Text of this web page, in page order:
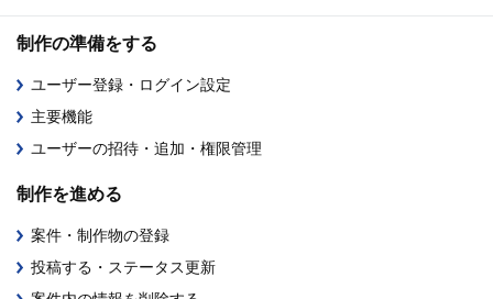
制作の準備をする
ユーザー登録・ログイン設定
主要機能
ユーザーの招待・追加・権限管理
制作を進める
案件・制作物の登録
投稿する・ステータス更新